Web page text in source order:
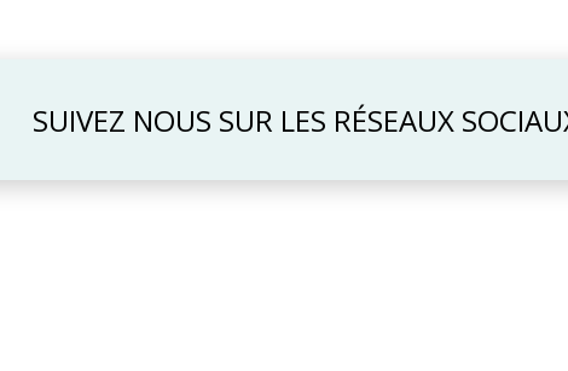
SUIVEZ NOUS SUR LES RÉSEAUX